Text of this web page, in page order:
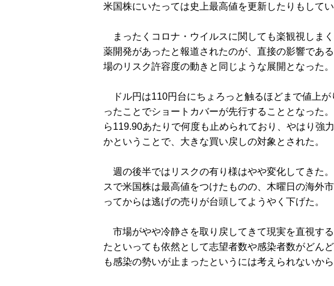
米国株にいたっては史上最高値を更新したりもしてい
まったくコロナ・ウイルスに関しても楽観視しま
薬開発があったと報道されたのが、直接の影響であ
場のリスク許容度の動きと同じような展開となった。
ドル円は110円台にちょろっと触るほどまで値上
ったことでショートカバーが先行することとなった
ら119.90あたりで何度も止められており、やはり強
かということで、大きな買い戻しの対象とされた。
週の後半ではリスクの有り様はやや変化してきた
スで米国株は最高値をつけたものの、木曜日の海外
ってからは逃げの売りが台頭してようやく下げた。
市場がやや冷静さを取り戻してきて現実を直視す
たといっても依然として志望者数や感染者数がどん
も感染の勢いが止まったというには考えられないから